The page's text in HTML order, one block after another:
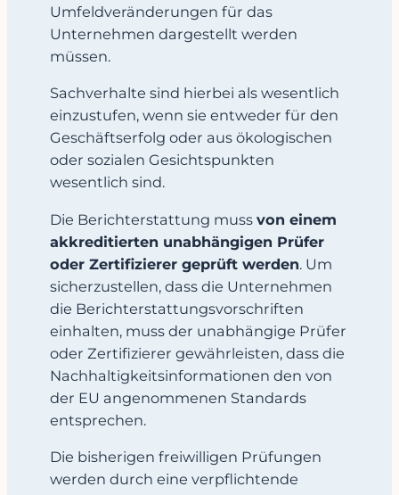
Umfeldveränderungen für das
Unternehmen dargestellt werden
müssen.
Sachverhalte sind hierbei als wesentlich
einzustufen, wenn sie entweder für den
Geschäftserfolg oder aus ökologischen
oder sozialen Gesichtspunkten
wesentlich sind.
Die Berichterstattung muss von einem
akkreditierten unabhängigen Prüfer
oder Zertifizierer geprüft werden. Um
sicherzustellen, dass die Unternehmen
die Berichterstattungsvorschriften
einhalten, muss der unabhängige Prüfer
oder Zertifizierer gewährleisten, dass die
Nachhaltigkeitsinformationen den von
der EU angenommenen Standards
entsprechen.
Die bisherigen freiwilligen Prüfungen
werden durch eine verpflichtende